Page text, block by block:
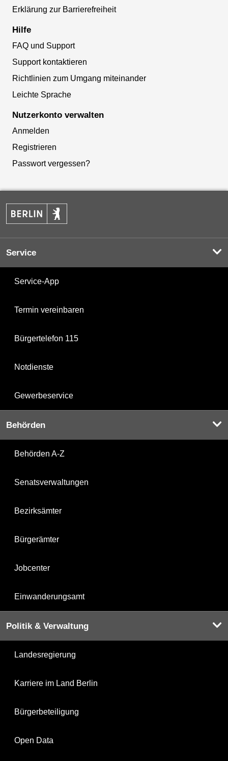
Erklärung zur Barrierefreiheit
Hilfe
FAQ und Support
Support kontaktieren
Richtlinien zum Umgang miteinander
Leichte Sprache
Nutzerkonto verwalten
Anmelden
Registrieren
Passwort vergessen?
Service
Service-App
Termin vereinbaren
Bürgertelefon 115
Notdienste
Gewerbeservice
Behörden
Behörden A-Z
Senatsverwaltungen
Bezirksämter
Bürgerämter
Jobcenter
Einwanderungsamt
Politik & Verwaltung
Landesregierung
Karriere im Land Berlin
Bürgerbeteiligung
Open Data